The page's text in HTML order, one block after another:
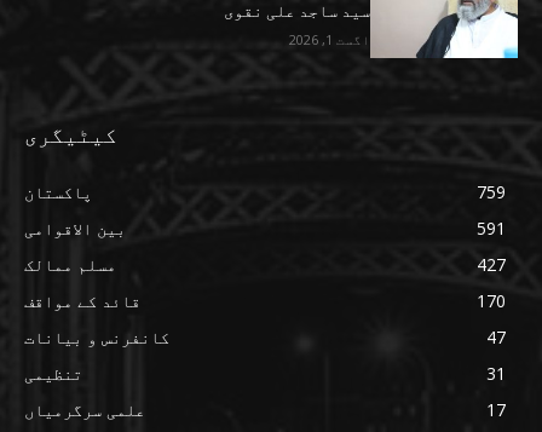
سید ساجد علی نقوی
اگست 1, 2026
کیٹیگری
پاکستان
759
بین الاقوامی
591
مسلم ممالک
427
قائد کے مواقف
170
کانفرنس و بیانات
47
تنظیمی
31
علمی سرگرمیاں
17